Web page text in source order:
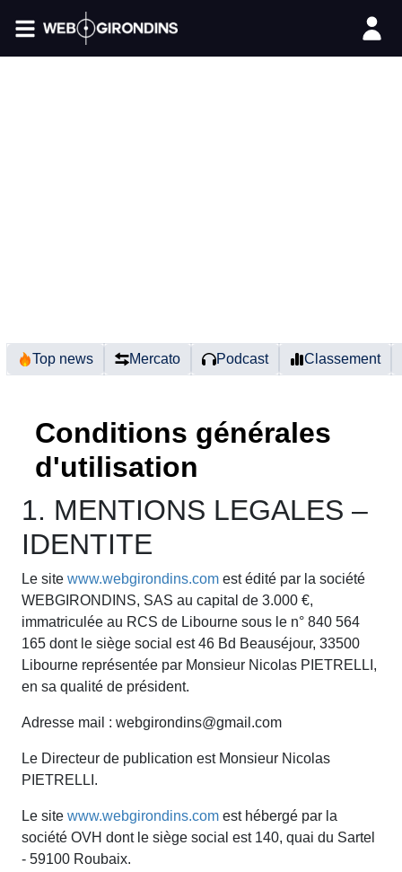
Top news Mercato Podcast Classement
Conditions générales
d'utilisation
1. MENTIONS LEGALES –
IDENTITE
Le site www.webgirondins.com est édité par la société
WEBGIRONDINS, SAS au capital de 3.000 €,
immatriculée au RCS de Libourne sous le n° 840 564
165 dont le siège social est 46 Bd Beauséjour, 33500
Libourne représentée par Monsieur Nicolas PIETRELLI,
en sa qualité de président.
Adresse mail : webgirondins@gmail.com
Le Directeur de publication est Monsieur Nicolas
PIETRELLI.
Le site www.webgirondins.com est hébergé par la
société OVH dont le siège social est 140, quai du Sartel
- 59100 Roubaix.